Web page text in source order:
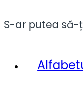
S-ar putea să-